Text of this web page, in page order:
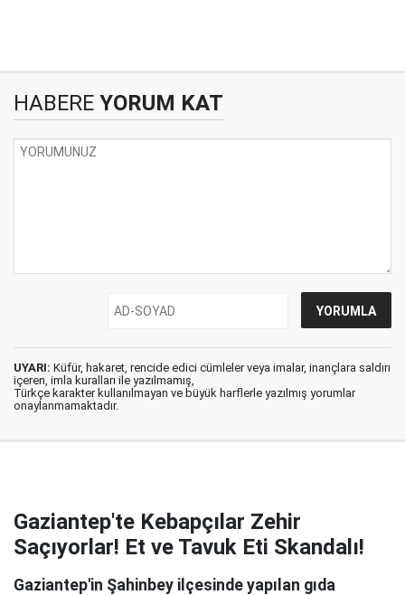
HABERE YORUM KAT
UYARI: Küfür, hakaret, rencide edici cümleler veya imalar, inançlara saldırı
içeren, imla kuralları ile yazılmamış,
Türkçe karakter kullanılmayan ve büyük harflerle yazılmış yorumlar
onaylanmamaktadır.
Gaziantep'te Kebapçılar Zehir
Saçıyorlar! Et ve Tavuk Eti Skandalı!
Gaziantep'in Şahinbey ilçesinde yapılan gıda